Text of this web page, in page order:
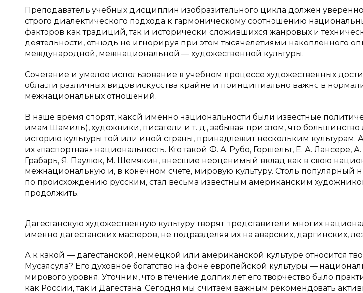
Преподаватель учебных дисциплин изобразительного цикла должен уверенно
строго диалектического подхода к гармоническому соотношению
факторов как традиций, так и исторически сложившихся жанровых и
деятельности, отнюдь не игнорируя при этом тысячелетиями накопленного
международной, межнациональной — художественной культуры.
Сочетание и умелое использование в учебном процессе художественных
области различных видов искусства крайне и принципиально важно в
межнациональных отношений.
В наше время спорят, какой именно национальности были известные
имам Шамиль), художники, писатели и т. д., забывая при этом, что
историю культуры той или иной страны, принадлежит нескольким культурам.
их «паспортная» национальность. Кто такой Ф. А. Рубо, Горшельт, Е. А. Лансере,
Грабарь, Я. Паулюк, М. Шемякин, внесшие неоценимый вклад как в свою
межнациональную и, в конечном счете, мировую культуру. Столь популярный
по происхождению русским, стал весьма известным американским
продолжить.
Дагестанскую художественную культуру творят представители многих
именно дагестанских мастеров, не подразделяя их на аварских, даргинских,
А к какой — дагестанской, немецкой или американской культуре относится
Мусаясула? Его духовное богатство на фоне европейской культуры —
мирового уровня. Уточним, что в течение долгих лет его творчество было
как России, так и Дагестана. Сегодня мы считаем важным рекомендовать